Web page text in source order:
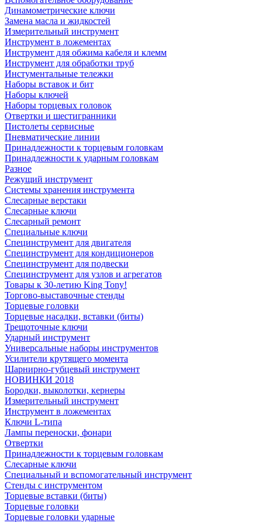
Динамометрические ключи
Замена масла и жидкостей
Измерительный инструмент
Инструмент в ложементах
Инструмент для обжима кабеля и клемм
Инструмент для обработки труб
Инстументальные тележки
Наборы вставок и бит
Наборы ключей
Наборы торцевых головок
Отвертки и шестигранники
Пистолеты сервисные
Пневматические линии
Принадлежности к торцевым головкам
Принадлежности к ударным головкам
Разное
Режущий инструмент
Системы хранения инструмента
Слесарные верстаки
Слесарные ключи
Слесарный ремонт
Специальные ключи
Специнструмент для двигателя
Специнструмент для кондиционеров
Специнструмент для подвески
Специнструмент для узлов и агрегатов
Товары к 30-летию King Tony!
Торгово-выставочные стенды
Торцевые головки
Торцевые насадки, вставки (биты)
Трещоточные ключи
Ударный инструмент
Универсальные наборы инструментов
Усилители крутящего момента
Шарнирно-губцевый инструмент
НОВИНКИ 2018
Бородки, выколотки, кернеры
Измерительный инструмент
Инструмент в ложементах
Ключи L-типа
Лампы переноски, фонари
Отвертки
Принадлежности к торцевым головкам
Слесарные ключи
Специальный и вспомогательный инструмент
Стенды с инструментом
Торцевые вставки (биты)
Торцевые головки
Торцевые головки ударные